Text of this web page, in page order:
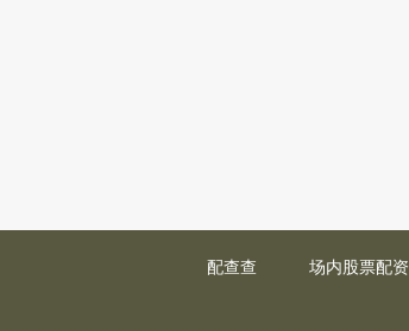
配查查 场内股票配资